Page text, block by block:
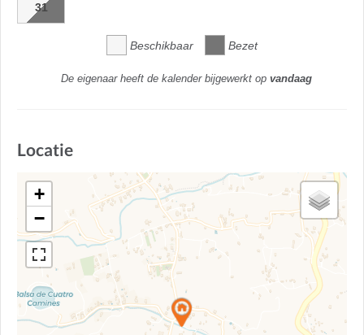
31
Beschikbaar Bezet
De eigenaar heeft de kalender bijgewerkt op vandaag
Locatie
+
−